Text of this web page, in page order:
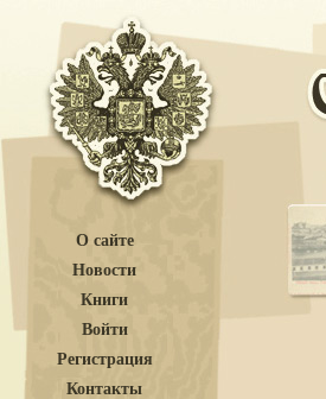
О сайте
Новости
Книги
Войти
Регистрация
Контакты